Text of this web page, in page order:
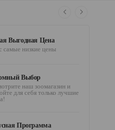
Выгодная Цена
самые низкие цены
Выбор
наш зоомагазин и
для себя только лучшие
Программа